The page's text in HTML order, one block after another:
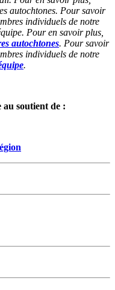
autochtones. Pour savoir
individuels de notre
Pour en savoir plus,
autochtones. Pour savoir
individuels de notre
.
au soutient de :